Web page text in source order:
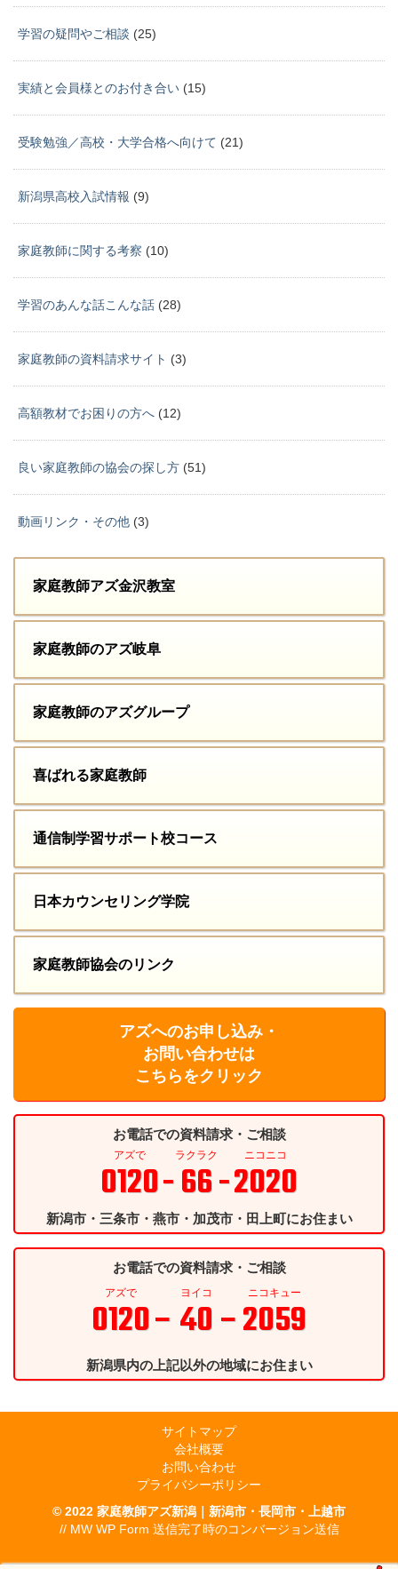
学習の疑問やご相談 (25)
実績と会員様とのお付き合い (15)
受験勉強／高校・大学合格へ向けて (21)
新潟県高校入試情報 (9)
家庭教師に関する考察 (10)
学習のあんな話こんな話 (28)
家庭教師の資料請求サイト (3)
高額教材でお困りの方へ (12)
良い家庭教師の協会の探し方 (51)
動画リンク・その他 (3)
家庭教師アズ金沢教室
家庭教師のアズ岐阜
家庭教師のアズグループ
喜ばれる家庭教師
通信制学習サポート校コース
日本カウンセリング学院
家庭教師協会のリンク
アズへのお申し込み・
お問い合わせは
こちらをクリック
お電話での資料請求・ご相談
アズで
0120
ラクラク
- 66 -
ニコニコ
2020
新潟市・三条市・燕市・加茂市・田上町にお住まい
お電話での資料請求・ご相談
アズで
0120
ヨイコ
– 40 –
ニコキュー
2059
新潟県内の上記以外の地域にお住まい
サイトマップ
会社概要
お問い合わせ
プライバシーポリシー
© 2022 家庭教師アズ新潟｜新潟市・長岡市・上越市
// MW WP Form 送信完了時のコンバージョン送信